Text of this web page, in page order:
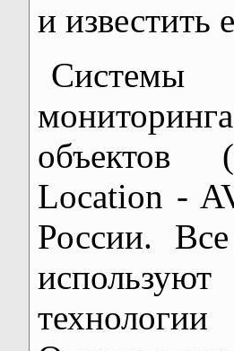
и известить
Системы
объектов
Location -
России.